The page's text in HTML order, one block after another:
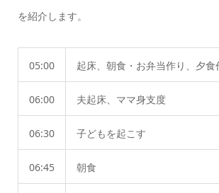
を紹介します。
05:00 起床、朝食・お弁当作り、夕食
06:00 夫起床、ママ身支度
06:30 子どもを起こす
06:45 朝食